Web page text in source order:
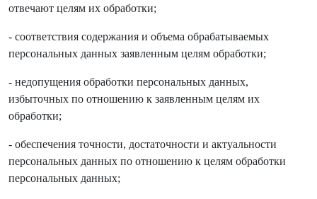
отвечают целям их обработки;
- соответствия содержания и объема обрабатываемых
персональных данных заявленным целям обработки;
- недопущения обработки персональных данных,
избыточных по отношению к заявленным целям их
обработки;
- обеспечения точности, достаточности и актуальности
персональных данных по отношению к целям обработки
персональных данных;